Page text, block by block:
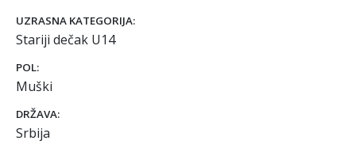
UZRASNA KATEGORIJA:
Stariji dečak U14
POL:
Muški
DRŽAVA:
Srbija